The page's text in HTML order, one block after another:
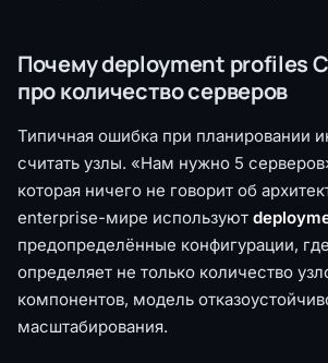
Почему deployment profiles
про количество серверов
Типичная ошибка при планировании
считать узлы. «Нам нужно 5
которая ничего не говорит об
enterprise-мире используют
предопределённые конфигурации,
определяет не только количество
компонентов, модель
масштабирования.